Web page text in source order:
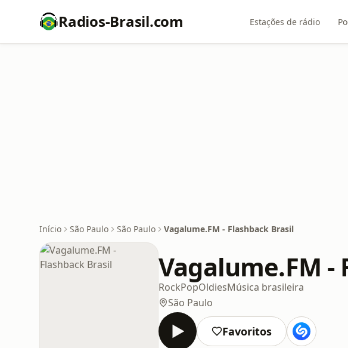
Radios-Brasil.com Estações de rádio
Início São Paulo São Paulo Vagalume.FM - Flashback Brasil
Vagalume.FM -
RockPopOldiesMúsica brasileira
São Paulo
Favoritos